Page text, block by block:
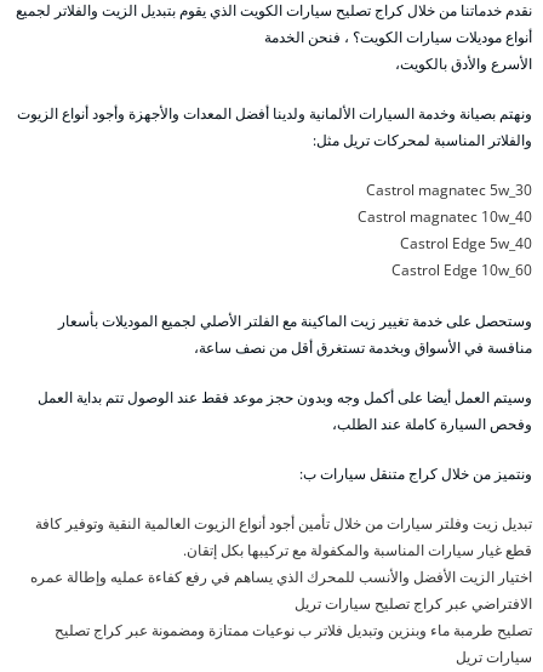
نقدم خدماتنا من خلال كراج تصليح سيارات الكويت الذي يقوم بتبديل الزيت والفلاتر لجميع
أنواع موديلات سيارات الكويت؟ ، فنحن الخدمة
الأسرع والأدق بالكويت،
ونهتم بصيانة وخدمة السيارات الألمانية ولدينا أفضل المعدات والأجهزة وأجود أنواع الزيوت
والفلاتر المناسبة لمحركات تريل مثل:
Castrol magnatec 5w_30
Castrol magnatec 10w_40
Castrol Edge 5w_40
Castrol Edge 10w_60
وستحصل على خدمة تغيير زيت الماكينة مع الفلتر الأصلي لجميع الموديلات بأسعار
منافسة في الأسواق وبخدمة تستغرق أقل من نصف ساعة،
وسيتم العمل أيضا على أكمل وجه وبدون حجز موعد فقط عند الوصول تتم بداية العمل
وفحص السيارة كاملة عند الطلب،
ونتميز من خلال كراج متنقل سيارات ب:
تبديل زيت وفلتر سيارات من خلال تأمين أجود أنواع الزيوت العالمية النقية وتوفير كافة
قطع غيار سيارات المناسبة والمكفولة مع تركيبها بكل إتقان.
اختيار الزيت الأفضل والأنسب للمحرك الذي يساهم في رفع كفاءة عمليه وإطالة عمره
الافتراضي عبر كراج تصليح سيارات تريل
تصليح طرمبة ماء وبنزين وتبديل فلاتر ب نوعيات ممتازة ومضمونة عبر كراج تصليح
سيارات تريل